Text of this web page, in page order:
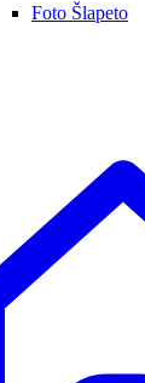
Foto Šlapeto